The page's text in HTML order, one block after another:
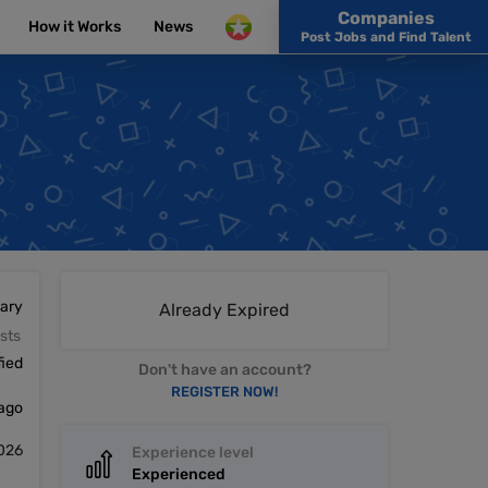
How it Works News Companies
Post Jobs and Find Talent
Already Expired
Don't have an account?
REGISTER NOW!
Experience level
Experienced